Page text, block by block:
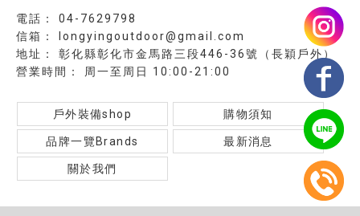
04-7629798
longyingoutdoor@gmail.com
彰化縣彰化市金馬路三段446-36號（長穎戶外）
周一至周日 10:00-21:00
戶外裝備shop 購物須知
品牌一覽Brands 最新消息
關於我們